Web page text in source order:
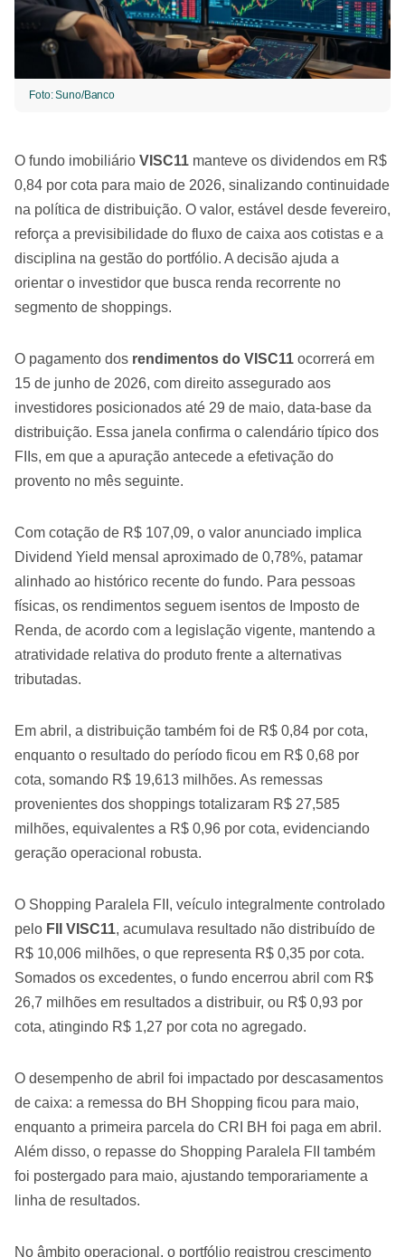
Foto: Suno/Banco
O fundo imobiliário VISC11 manteve os dividendos em R$
0,84 por cota para maio de 2026, sinalizando continuidade
na política de distribuição. O valor, estável desde fevereiro,
reforça a previsibilidade do fluxo de caixa aos cotistas e a
disciplina na gestão do portfólio. A decisão ajuda a
orientar o investidor que busca renda recorrente no
segmento de shoppings.
O pagamento dos rendimentos do VISC11 ocorrerá em
15 de junho de 2026, com direito assegurado aos
investidores posicionados até 29 de maio, data-base da
distribuição. Essa janela confirma o calendário típico dos
FIIs, em que a apuração antecede a efetivação do
provento no mês seguinte.
Com cotação de R$ 107,09, o valor anunciado implica
Dividend Yield mensal aproximado de 0,78%, patamar
alinhado ao histórico recente do fundo. Para pessoas
físicas, os rendimentos seguem isentos de Imposto de
Renda, de acordo com a legislação vigente, mantendo a
atratividade relativa do produto frente a alternativas
tributadas.
Em abril, a distribuição também foi de R$ 0,84 por cota,
enquanto o resultado do período ficou em R$ 0,68 por
cota, somando R$ 19,613 milhões. As remessas
provenientes dos shoppings totalizaram R$ 27,585
milhões, equivalentes a R$ 0,96 por cota, evidenciando
geração operacional robusta.
O Shopping Paralela FII, veículo integralmente controlado
pelo FII VISC11, acumulava resultado não distribuído de
R$ 10,006 milhões, o que representa R$ 0,35 por cota.
Somados os excedentes, o fundo encerrou abril com R$
26,7 milhões em resultados a distribuir, ou R$ 0,93 por
cota, atingindo R$ 1,27 por cota no agregado.
O desempenho de abril foi impactado por descasamentos
de caixa: a remessa do BH Shopping ficou para maio,
enquanto a primeira parcela do CRI BH foi paga em abril.
Além disso, o repasse do Shopping Paralela FII também
foi postergado para maio, ajustando temporariamente a
linha de resultados.
No âmbito operacional, o portfólio registrou crescimento